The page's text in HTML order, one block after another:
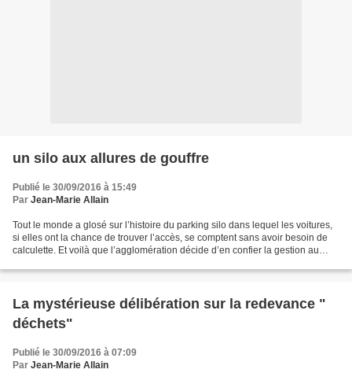
un silo aux allures de gouffre
Publié le 30/09/2016 à 15:49
Par Jean-Marie Allain
Tout le monde a glosé sur l’histoire du parking silo dans lequel les voitures,
si elles ont la chance de trouver l’accès, se comptent sans avoir besoin de
calculette. Et voilà que l’agglomération décide d’en confier la gestion au
La mystérieuse délibération sur la redevance "
déchets"
Publié le 30/09/2016 à 07:09
Par Jean-Marie Allain